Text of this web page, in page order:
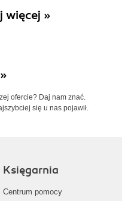
»
ofercie? Daj nam znać.
się u nas pojawił.
Księgarnia
Centrum pomocy